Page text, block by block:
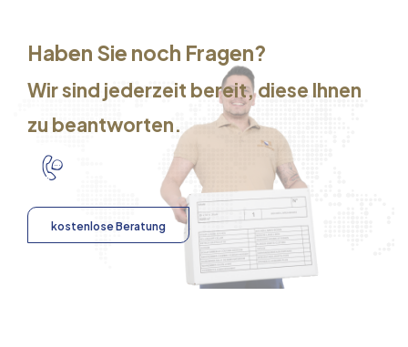
Haben Sie noch Fragen?
Wir sind jederzeit bereit, diese Ihnen
zu beantworten.
kostenlose Beratung